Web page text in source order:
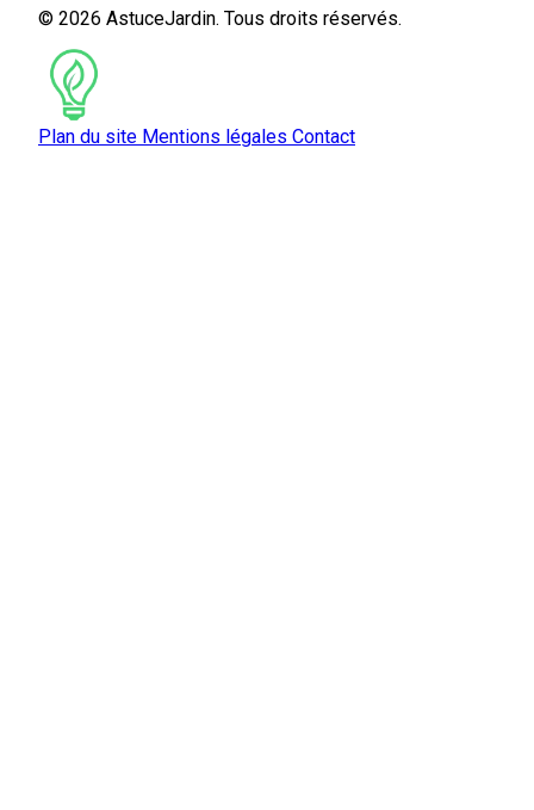
© 2026 AstuceJardin. Tous droits réservés.
Plan du site Mentions légales Contact